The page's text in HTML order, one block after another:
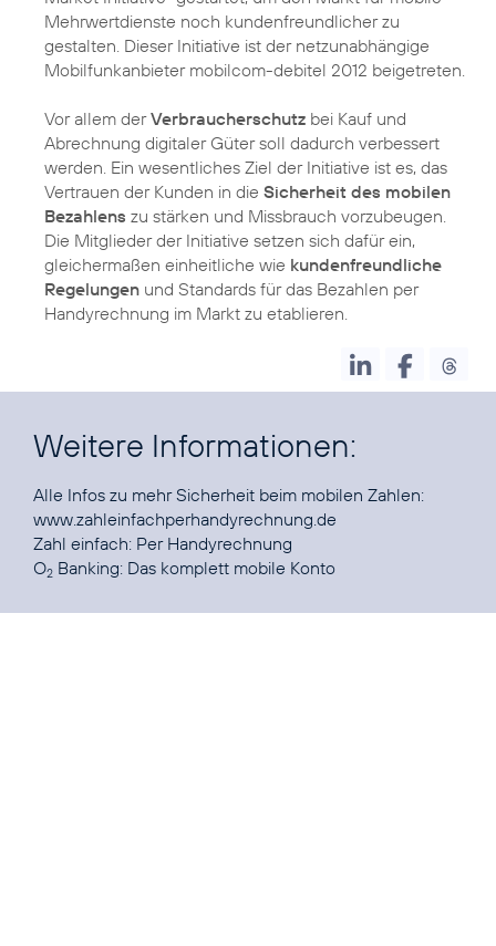
Mehrwertdienste noch kundenfreundlicher zu
gestalten. Dieser Initiative ist der netzunabhängige
Mobilfunkanbieter mobilcom-debitel 2012 beigetreten.
Vor allem derVerbraucherschutz bei Kauf und
Abrechnung digitaler Güter soll dadurch verbessert
werden. Ein wesentliches Ziel der Initiative ist es, das
Vertrauen der Kunden in die Sicherheit des mobilen
Bezahlens zu stärken und Missbrauch vorzubeugen.
Die Mitglieder der Initiative setzen sich dafür ein,
gleichermaßen einheitliche wie kundenfreundliche
Regelungen und Standards für das Bezahlen per
Handyrechnung im Markt zu etablieren.
Weitere Informationen:
Alle Infos zu mehr Sicherheit beim mobilen Zahlen:
www.zahleinfachperhandyrechnung.de
Zahl einfach: Per Handyrechnung
O2 Banking: Das komplett mobile Konto